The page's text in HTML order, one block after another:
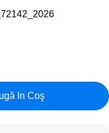
AutoBare Auto
In Coş